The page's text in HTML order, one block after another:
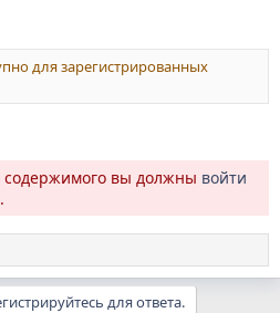
для зарегистрированных
содержимого вы должны войти
.
для ответа.